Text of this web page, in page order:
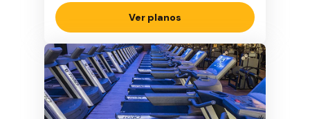
Ver planos